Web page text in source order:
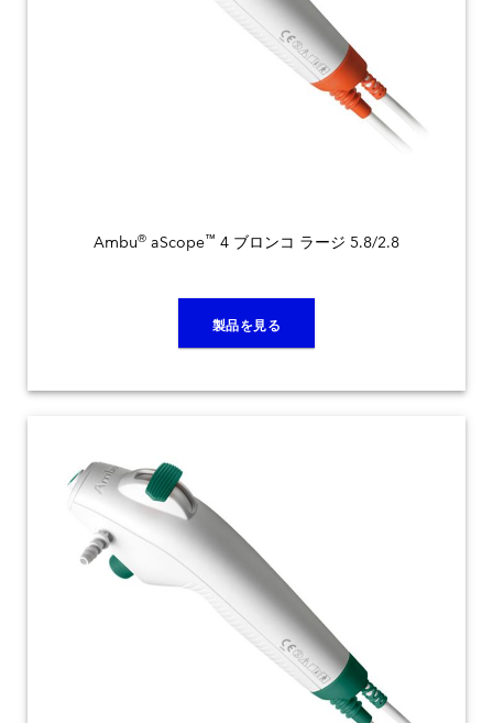
Ambu® aScope™ 4 ブロンコ ラージ 5.8/2.8
製品を見る